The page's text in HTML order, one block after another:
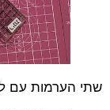
שתי הערמות עם